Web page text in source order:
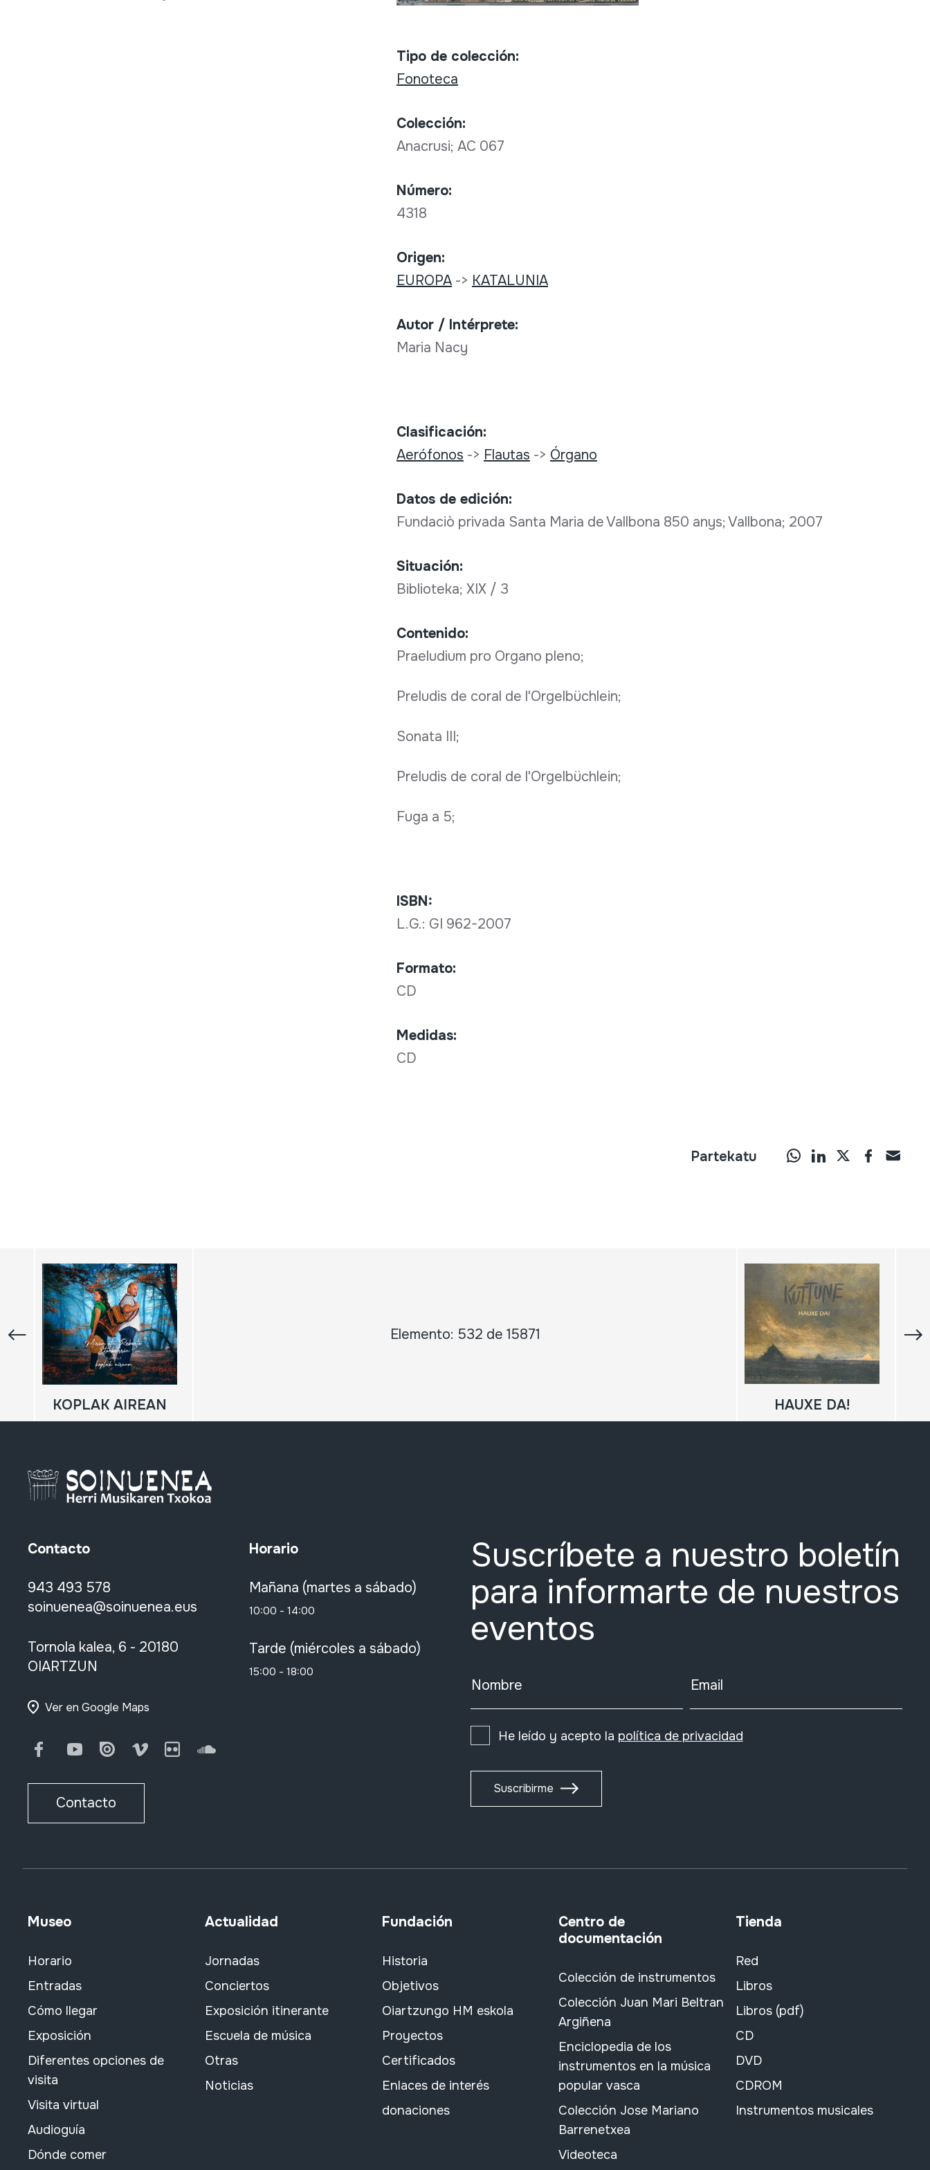
Tipo de colección:
Fonoteca
Colección:
Anacrusi; AC 067
Número:
4318
Origen:
EUROPA-> KATALUNIA
Autor / Intérprete:
Maria Nacy
Clasificación:
Aerófonos -> Flautas -> Órgano
Datos de edición:
Fundaciò privada Santa Maria de Vallbona 850 anys; Vallbona; 2007
Situación:
Biblioteka; XIX / 3
Contenido:
Praeludium pro Organo pleno;
Preludis de coral de l'Orgelbüchlein;
Sonata III;
Preludis de coral de l'Orgelbüchlein;
Fuga a 5;
ISBN:
L.G.: GI 962-2007
Formato:
CD
Medidas:
CD
Partekatu
Elemento: 532 de 15871
KOPLAK AIREAN HAUXE DA!
Contacto
943 493 578
soinuenea@soinuenea.eus
Tornola kalea, 6 - 20180
OIARTZUN
Ver en Google Maps
FacebookYoutubeIssuu Vimeo FlickrSoundCloud
Contacto
Horario
Mañana (martes a sábado)
10:00 - 14:00
Tarde (miércoles a sábado)
15:00 - 18:00
Suscríbete a nuestro boletín
para informarte de nuestros
eventos
Nombre Email
He leído y acepto la política de privacidad
Suscribirme
Museo
Horario
Entradas
Cómo llegar
Exposición
Diferentes opciones de
visita
Visita virtual
Audioguía
Dónde comer
Actualidad
Jornadas
Conciertos
Exposición itinerante
Escuela de música
Otras
Noticias
Fundación
Historia
Objetivos
Oiartzungo HM eskola
Proyectos
Certificados
Enlaces de interés
donaciones
Centro de
documentación
Colección de instrumentos
Colección Juan Mari Beltran
Argiñena
Enciclopedia de los
instrumentos en la música
popular vasca
Colección Jose Mariano
Barrenetxea
Videoteca
Tienda
Red
Libros
Libros (pdf)
CD
DVD
CDROM
Instrumentos musicales